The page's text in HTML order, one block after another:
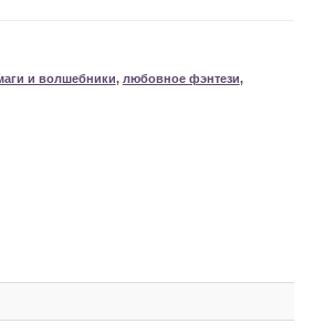
и волшебники, любовное фэнтези,